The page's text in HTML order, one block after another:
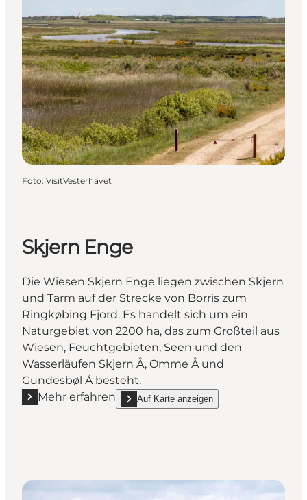
Foto: VisitVesterhavet
Skjern Enge
Die Wiesen Skjern Enge liegen zwischen Skjern
und Tarm auf der Strecke von Borris zum
Ringkøbing Fjord. Es handelt sich um ein
Naturgebiet von 2200 ha, das zum Großteil aus
Wiesen, Feuchtgebieten, Seen und den
Wasserläufen Skjern Å, Omme Å und
Gundesbøl Å besteht.
Mehr erfahren
Mehr erfahren "Skjern Enge"Auf Karte anzeigen
show Skjern Enge on_map